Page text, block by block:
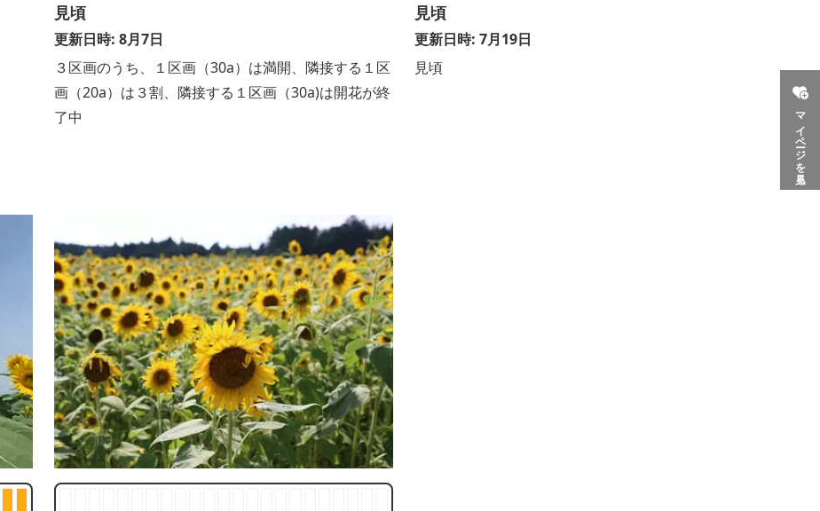
マイページを見る
見頃
更新日時: 8月7日
３区画のうち、１区画（30a）は満開、隣接する１区
画（20a）は３割、隣接する１区画（30a)は開花が終
了中
見頃
更新日時: 7月19日
見頃